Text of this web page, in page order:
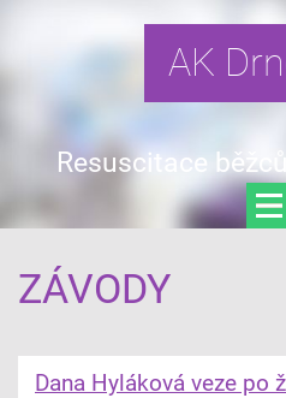
AK
Resuscitace
ZÁVODY
Dana Hyláková veze po